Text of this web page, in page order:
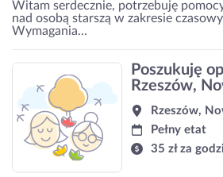
Witam serdecznie, potrzebuję
nad osobą starszą w zakresie
Wymagania...
Poszukuję
Rzeszów,
Rzeszów,
Pełny etat
35 zł za